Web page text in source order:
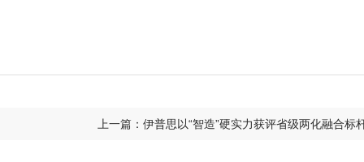
上一篇：伊普思以“智造”硬实力获评省级两化融合标